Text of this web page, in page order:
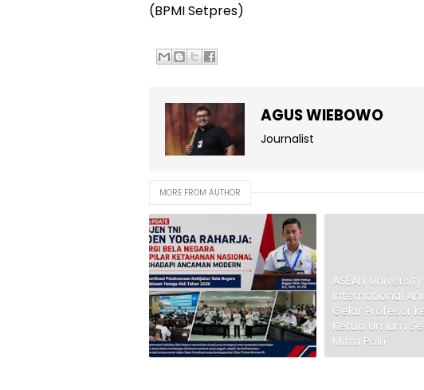
(BPMI Setpres)
AGUS WIEBOWO
Journalist
MORE FROM AUTHOR
ASEAN University
International
Gelar Profesor
Ketua Umum
Mitra Polri